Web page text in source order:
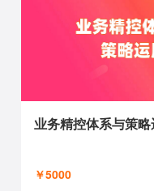
业务精控体系与策略
￥5000